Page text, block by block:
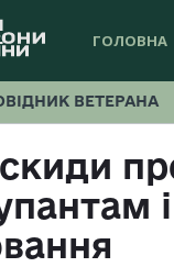
ГОЛОВНА
ВЕТЕРАНА